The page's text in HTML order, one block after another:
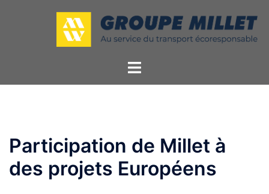
Participation de Millet à
des projets Européens